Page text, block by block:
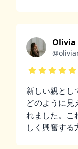
新しい親とし
どのように見
れました。こ
しく興奮する